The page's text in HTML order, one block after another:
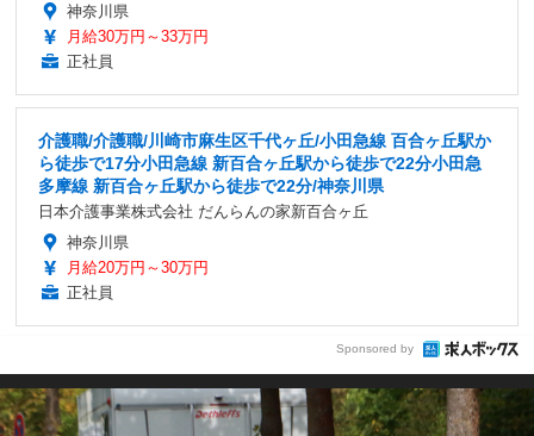
神奈川県
月給30万円～33万円
正社員
介護職/介護職/川崎市麻生区千代ヶ丘/小田急線 百合ヶ丘駅か
ら徒歩で17分小田急線 新百合ヶ丘駅から徒歩で22分小田急
多摩線 新百合ヶ丘駅から徒歩で22分/神奈川県
日本介護事業株式会社 だんらんの家新百合ヶ丘
神奈川県
月給20万円～30万円
正社員
Sponsored by